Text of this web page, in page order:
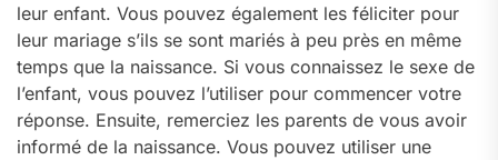
leur enfant. Vous pouvez également les féliciter pour
leur mariage s’ils se sont mariés à peu près en même
temps que la naissance. Si vous connaissez le sexe de
l’enfant, vous pouvez l’utiliser pour commencer votre
réponse. Ensuite, remerciez les parents de vous avoir
informé de la naissance. Vous pouvez utiliser une